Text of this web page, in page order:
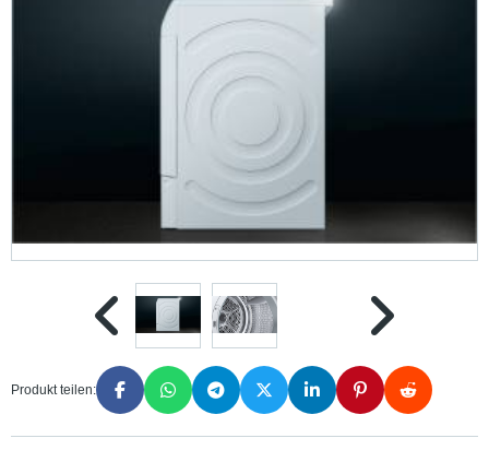
Produkt teilen: